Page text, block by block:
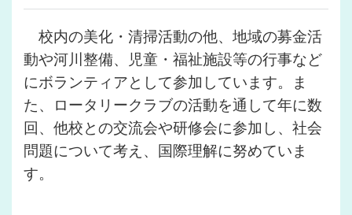
校内の美化・清掃活動の他、地域の募金活
動や河川整備、児童・福祉施設等の行事など
にボランティアとして参加しています。ま
た、ロータリークラブの活動を通して年に数
回、他校との交流会や研修会に参加し、社会
問題について考え、国際理解に努めていま
す。